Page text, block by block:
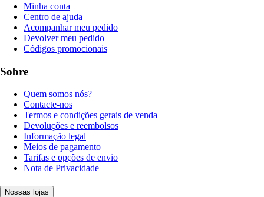
Minha conta
Centro de ajuda
Acompanhar meu pedido
Devolver meu pedido
Códigos promocionais
Sobre
Quem somos nós?
Contacte-nos
Termos e condições gerais de venda
Devoluções e reembolsos
Informação legal
Meios de pagamento
Tarifas e opções de envio
Nota de Privacidade
Nossas lojas